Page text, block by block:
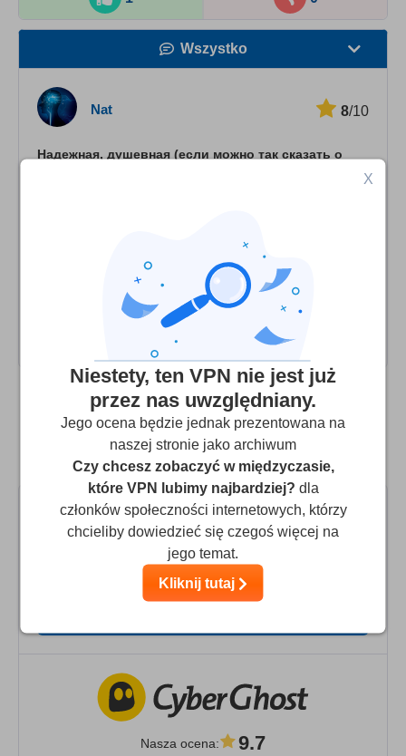
Wszystko
Nat 8/10
Надежная, душевная (если можно так сказать о
да серверов добавить и цены бы им не было. Скорее
всего грамотные технари-интузиасты, оценил-бы на 5-
ку но "замечания" им надо исправить, а по работе
нареканий нет-сервис годный
Porównaj Spice VPN z najlepszymi
alternatywnymi sieciami VPN
Nasza ocena 9.9
Nasza ocena: 9.7
X
Niestety, ten VPN nie jest już
przez nas uwzględniany.
Jego ocena będzie jednak prezentowana na
naszej stronie jako archiwum
Czy chcesz zobaczyć w międzyczasie,
które VPN lubimy najbardziej? dla
członków społeczności internetowych, którzy
chcieliby dowiedzieć się czegoś więcej na
jego temat.
Kliknij tutaj